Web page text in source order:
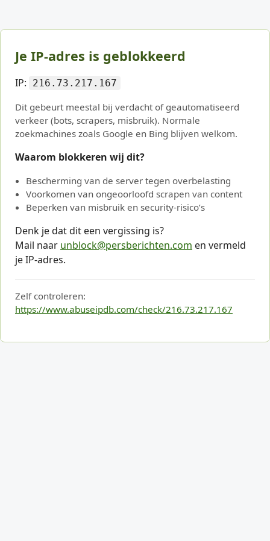
Je IP-adres is geblokkeerd
IP: 216.73.217.167
Dit gebeurt meestal bij verdacht of geautomatiseerd
verkeer (bots, scrapers, misbruik). Normale
zoekmachines zoals Google en Bing blijven welkom.
Waarom blokkeren wij dit?
Bescherming van de server tegen overbelasting
Voorkomen van ongeoorloofd scrapen van content
Beperken van misbruik en security-risico’s
Denk je dat dit een vergissing is?
Mail naar unblock@persberichten.com en vermeld
je IP-adres.
Zelf controleren:
https://www.abuseipdb.com/check/216.73.217.167